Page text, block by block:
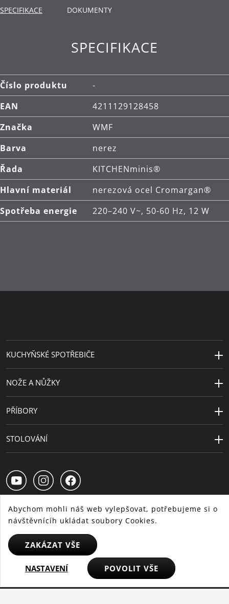
SPECIFIKACE DOKUMENTY
SPECIFIKACE
Číslo produktu
-
EAN
4211129128458
Značka
WMF
Barva
nerez
Řada
KITCHENminis®
Hlavní materiál
nerezová ocel Cromargan®
Spotřeba energie
220–240 V~, 50-60 Hz, 12 W
KUCHYŇSKÉ SPOTŘEBIČE
NOŽE A NŮŽKY
PŘÍBORY
STOLOVÁNÍ
© 2025 WMF - Všechna práva vyhrazena
Abychom mohli náš web vylepšovat, potřebujeme si o
návštěvnícíh ukládat soubory Cookies.
ZAKÁZAT VŠE
NASTAVENÍ POVOLIT VŠE